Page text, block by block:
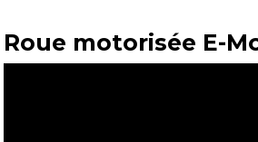
Roue motorisée E-